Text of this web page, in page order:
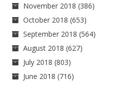
November 2018 (386)
October 2018 (653)
September 2018 (564)
August 2018 (627)
July 2018 (803)
June 2018 (716)